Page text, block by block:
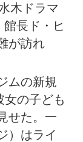
木ドラマ
館長ド・ヒ
が訪れ
ムの新規
の子ども
せた。一
）はライ